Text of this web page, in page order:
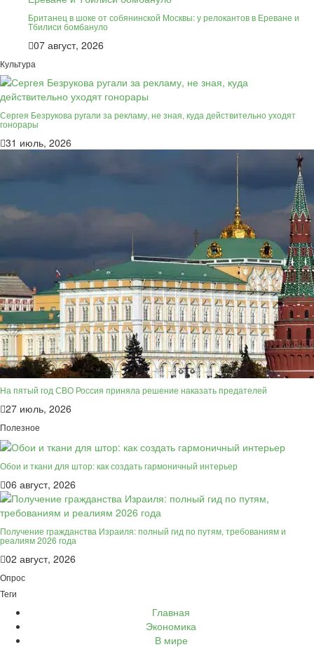
Британец в шоке от собянинской Москвы: у релокантов в Ереване и
Тбилиси бомбануло
07 август, 2026
Культура
Сергея Безрукова ругали за рекламу, не зная, куда действительно уходят
гонорары
31 июль, 2026
На пятый год СВО Россия приняла решение наказать предателей
27 июль, 2026
Полезное
Обои и ткани для штор: как создать гармоничный интерьер
06 август, 2026
Получение гражданства Израиля: полный гид по путям, требованиям и
реалиям 2026 года
02 август, 2026
Опрос
Теги
Главная
Экономика
В мире